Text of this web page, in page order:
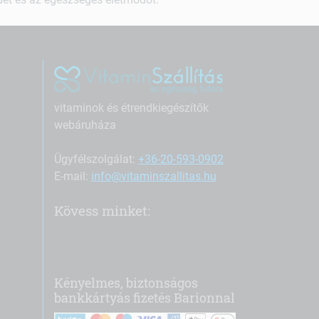
vitaminok és étrendkiegészítők
webáruháza
Ügyfélszolgálat: +36-20-593-0902
E-mail: info@vitaminszallitas.hu
Kövess minket:
Kényelmes, biztonságos
bankkártyás fizetés Barionnal